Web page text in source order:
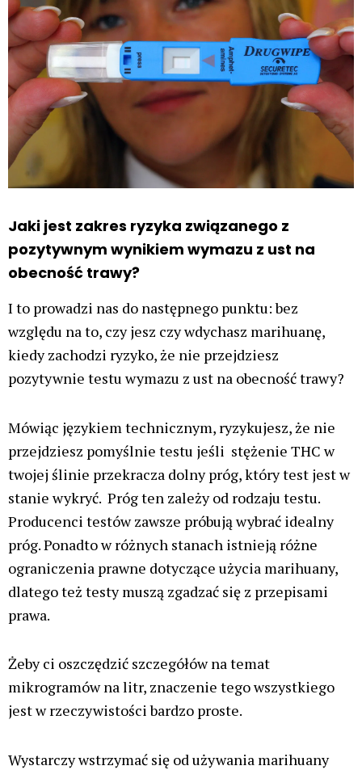
Jaki jest zakres ryzyka związanego z
pozytywnym wynikiem wymazu z ust na
obecność trawy?
I to prowadzi nas do następnego punktu: bez
względu na to, czy jesz czy wdychasz marihuanę,
kiedy zachodzi ryzyko, że nie przejdziesz
pozytywnie testu wymazu z ust na obecność trawy?
Mówiąc językiem technicznym, ryzykujesz, że nie
przejdziesz pomyślnie testu jeśli stężenie THC w
twojej ślinie przekracza dolny próg, który test jest w
stanie wykryć. Próg ten zależy od rodzaju testu.
Producenci testów zawsze próbują wybrać idealny
próg. Ponadto w różnych stanach istnieją różne
ograniczenia prawne dotyczące użycia marihuany,
dlatego też testy muszą zgadzać się z przepisami
prawa.
Żeby ci oszczędzić szczegółów na temat
mikrogramów na litr, znaczenie tego wszystkiego
jest w rzeczywistości bardzo proste.
Wystarczy wstrzymać się od używania marihuany